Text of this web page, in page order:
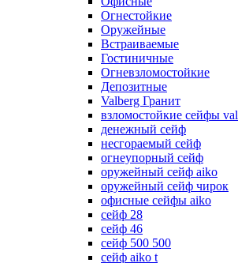
Огнестойкие
Оружейные
Встраиваемые
Гостиничные
Огневзломостойкие
Депозитные
Valberg Гранит
взломостойкие сейфы
денежный сейф
несгораемый сейф
огнеупорный сейф
оружейный сейф aiko
оружейный сейф чирок
офисные сейфы aiko
сейф 28
сейф 46
сейф 500 500
сейф aiko t